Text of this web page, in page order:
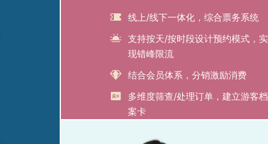
线上/线下一体化，综合票务系统
支持按天/按时段设计预约模式，实
现错峰限流
结合会员体系，分销激励消费
多维度筛查/处理订单，建立游客档
案卡